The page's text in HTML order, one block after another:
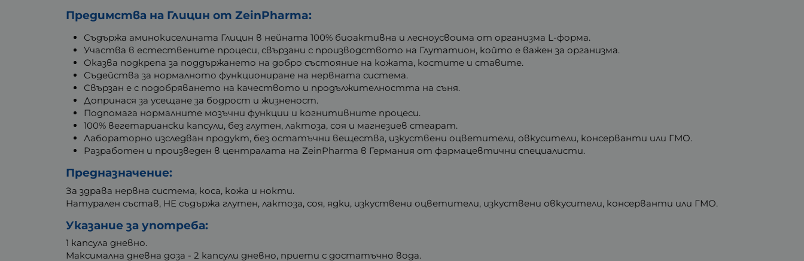
Предимства на Глицин от ZeinPharma:
Съдържа аминокиселината Глицин в нейната 100% биоактивна и лесноусвоима от организма L-форма.
Участва в естествените процеси, свързани с производството на Глутатион, който е важен за организма.
Оказва подкрепа за поддържането на добро състояние на кожата, костите и ставите.
Съдейства за нормалното функциониране на нервната система.
Свързан е с подобряването на качеството и продължителността на съня.
Допринася за усещане за бодрост и жизненост.
Подпомага нормалните мозъчни функции и когнитивните процеси.
100% вегетариански капсули, без глутен, лактоза, соя и магнезиев стеарат.
Лабораторно изследван продукт, без остатъчни вещества, изкуствени оцветители, овкусители, консерванти или ГМО.
Разработен и произведен в централата на ZeinPharma в Германия от фармацевтични специалисти.
Предназначение:
За здрава нервна система, коса, кожа и нокти.
Натурален състав, НЕ съдържа глутен, лактоза, соя, ядки, изкуствени оцветители, изкуствени овкусители, консерванти или ГМО.
Указание за употреба:
1 капсула дневно.
Максимална дневна доза - 2 капсули дневно, приети с достатъчно вода.